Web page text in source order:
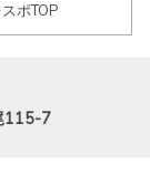
ポTOP
115-7